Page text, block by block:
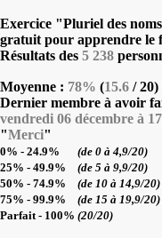
Exercice "Pluriel des
gratuit pour apprendre le
Résultats des 5 238
Moyenne : 78% (15.6 / 20)
Dernier membre à avoir
vendredi 06 décembre à
"Merci"
0% - 24.9% (de 0 à 4,9/20)
25% - 49.9% (de 5 à 9,9/20)
50% - 74.9% (de 10 à 14,9/20)
75% - 99.9% (de 15 à 19,9/20)
Parfait - 100% (20/20)